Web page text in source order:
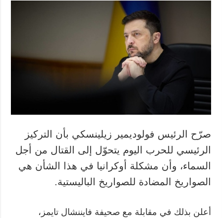
صرّح الرئيس فولوديمير زيلينسكي بأن التركيز
الرئيسي للحرب اليوم يتحوّل إلى القتال من أجل
السماء، وأن مشكلة أوكرانيا في هذا الشأن هي
الصواريخ المضادة للصواريخ الباليستية.
أعلن بذلك في مقابلة مع صحيفة فايننشال تايمز،